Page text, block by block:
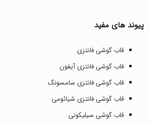
پیوند های مفید
قاب گوشی فانتزی
قاب گوشی فانتزی آیفون
قاب گوشی فانتزی سامسونگ
قاب گوشی فانتزی شیائومی
قاب گوشی سیلیکونی